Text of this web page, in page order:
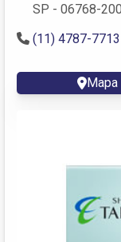
SP - 06768-200
(11) 4787-7713
Mapa